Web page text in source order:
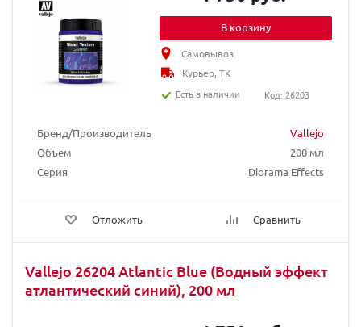
Бренд/Производитель
Vallejo
Объем
200 мл
Серия
Diorama Effects
Отложить Сравнить
В корзину
Самовывоз
Курьер, ТК
Есть в наличии
Код: 26203
Vallejo 26204 Atlantic Blue (Водный эффект
атлантический синий), 200 мл